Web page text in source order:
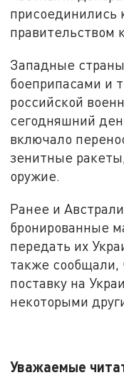
присоединились
правительством
Западные
боеприпасами и
российской
сегодняшний
включало
зенитные
оружие.
Ранее и
бронированные
передать их
также сообщали,
поставку на
некоторыми
Уважаемые